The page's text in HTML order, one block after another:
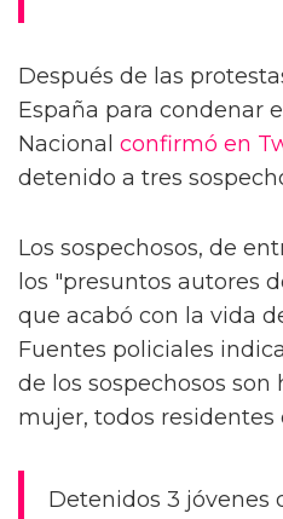
Después de las
España para condenar
Nacional confirmó en
detenido a tres
Los sospechosos, de
los "presuntos autores
que acabó con la vida
Fuentes policiales
de los sospechosos
mujer, todos residentes
Detenidos 3 jóvenes